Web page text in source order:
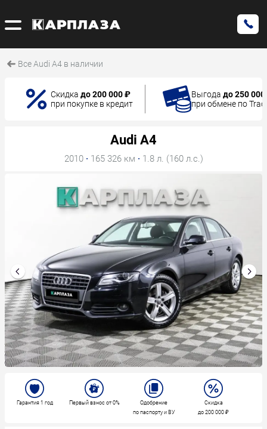
Все Audi A4 в наличии
Скидка до 200 000 ₽
при покупке в кредит
Выгода до 250
при обмене по
Гарантия 1 год Первый взнос от 0%
Одобрение
по паспорту и ВУ
Скидка
до 200 000 ₽
Audi A4
2010 · 165 326 км · 1.8 л. (160 л.с.)